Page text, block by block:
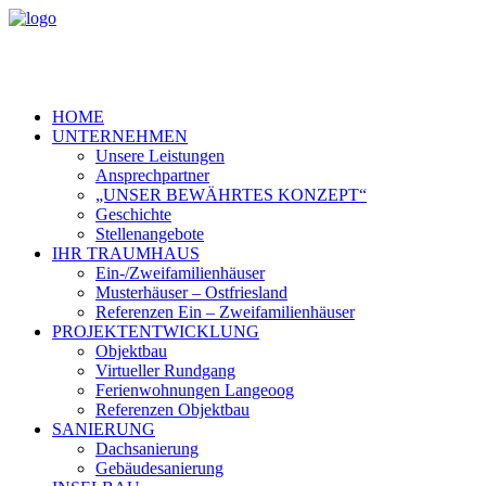
HOME
UNTERNEHMEN
Unsere Leistungen
Ansprechpartner
„UNSER BEWÄHRTES KONZEPT“
Geschichte
Stellenangebote
IHR TRAUMHAUS
Ein-/Zweifamilienhäuser
Musterhäuser – Ostfriesland
Referenzen Ein – Zweifamilienhäuser
PROJEKTENTWICKLUNG
Objektbau
Virtueller Rundgang
Ferienwohnungen Langeoog
Referenzen Objektbau
SANIERUNG
Dachsanierung
Gebäudesanierung